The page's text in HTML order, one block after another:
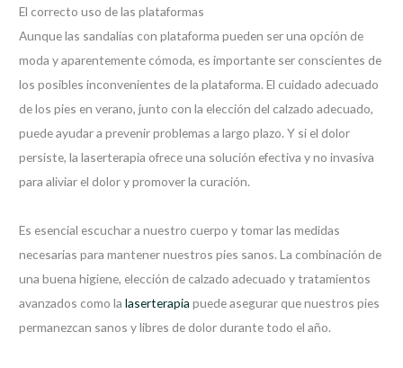
El correcto uso de las plataformas
Aunque las sandalias con plataforma pueden ser una opción de
moda y aparentemente cómoda, es importante ser conscientes de
los posibles inconvenientes de la plataforma. El cuidado adecuado
de los pies en verano, junto con la elección del calzado adecuado,
puede ayudar a prevenir problemas a largo plazo. Y si el dolor
persiste, la laserterapia ofrece una solución efectiva y no invasiva
para aliviar el dolor y promover la curación.
Es esencial escuchar a nuestro cuerpo y tomar las medidas
necesarias para mantener nuestros pies sanos. La combinación de
una buena higiene, elección de calzado adecuado y tratamientos
avanzados como lalaserterapiapuede asegurar que nuestros pies
permanezcan sanos y libres de dolor durante todo el año.